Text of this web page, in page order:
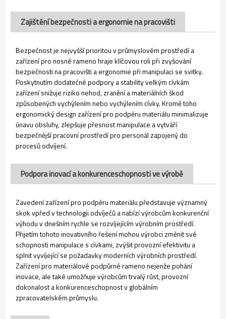
Zajištění bezpečnosti a ergonomie na pracovišti
Bezpečnost je nejvyšší prioritou v průmyslovém prostředí a
zařízení pro nosné rameno hraje klíčovou roli při zvyšování
bezpečnosti na pracovišti a ergonomie při manipulaci se svitky.
Poskytnutím dodatečné podpory a stability velkým cívkám
zařízení snižuje riziko nehod, zranění a materiálních škod
způsobených vychýlením nebo vychýlením cívky. Kromě toho
ergonomický design zařízení pro podpěru materiálu minimalizuje
únavu obsluhy, zlepšuje přesnost manipulace a vytváří
bezpečnější pracovní prostředí pro personál zapojený do
procesů odvíjení.
Podpora inovací a konkurenceschopnosti ve výrobě
Zavedení zařízení pro podpěru materiálu představuje významný
skok vpřed v technologii odvíječů a nabízí výrobcům konkurenční
výhodu v dnešním rychle se rozvíjejícím výrobním prostředí.
Přijetím tohoto inovativního řešení mohou výrobci změnit své
schopnosti manipulace s cívkami, zvýšit provozní efektivitu a
splnit vyvíjející se požadavky moderních výrobních prostředí.
Zařízení pro materiálové podpůrné rameno nejenže pohání
inovace, ale také umožňuje výrobcům trvalý růst, provozní
dokonalost a konkurenceschopnost v globálním
zpracovatelském průmyslu.